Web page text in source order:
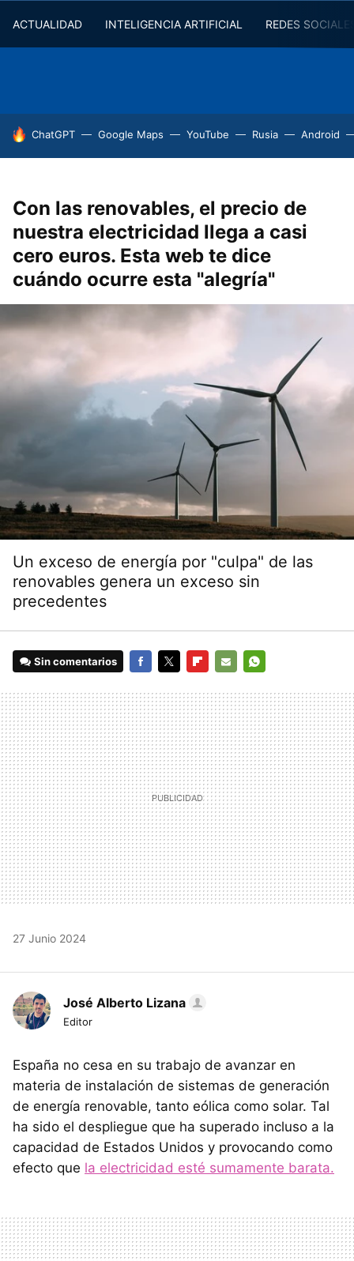
ACTUALIDAD INTELIGENCIA ARTIFICIAL REDES
HOY SE HABLA DE
ChatGPT Google Maps YouTube Rusia Android
Con las renovables, el precio de
nuestra electricidad llega a casi
cero euros. Esta web te dice
cuándo ocurre esta "alegría"
Un exceso de energía por "culpa" de las
renovables genera un exceso sin
precedentes
Sin comentarios
MAIL
27 Junio 2024
José Alberto Lizana
Editor
España no cesa en su trabajo de avanzar en
materia de instalación de sistemas de generación
de energía renovable, tanto eólica como solar. Tal
ha sido el despliegue que ha superado incluso a la
capacidad de Estados Unidos y provocando como
efecto que la electricidad esté sumamente barata.